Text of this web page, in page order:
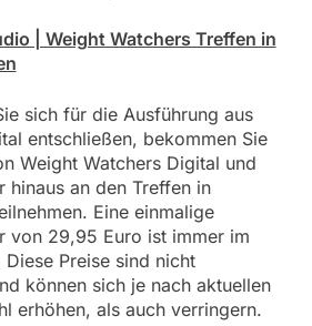
| Weight Watchers Treffen in
sich für die Ausführung aus
entschließen, bekommen Sie
Weight Watchers Digital und
hinaus an den Treffen in
Eine einmalige
von 29,95 Euro ist immer im
Diese Preise sind nicht
können sich je nach aktuellen
erhöhen, als auch verringern.